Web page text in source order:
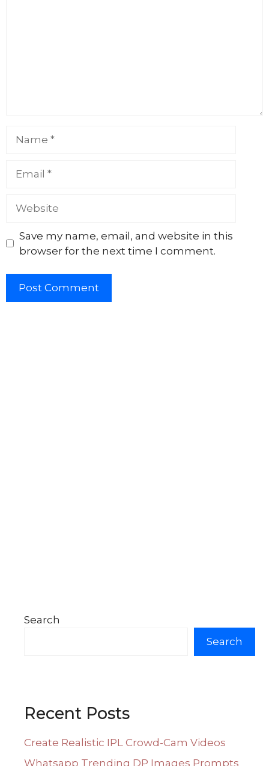
Save my name, email, and website in this
browser for the next time I comment.
Search
Search
Recent Posts
Create Realistic IPL Crowd-Cam Videos
Whatsapp Trending DP Images Prompts